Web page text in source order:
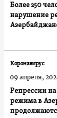
Более 250
нарушение
Репрессии
режима в
Коронавирус
09 апреля,